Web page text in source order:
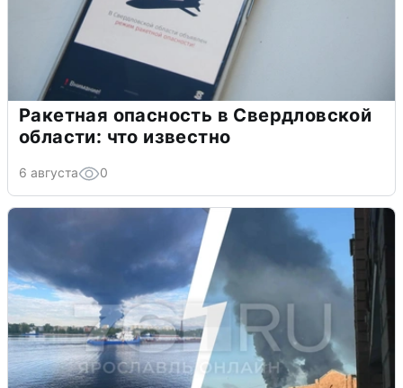
Ракетная опасность в Свердловской
области: что известно
6 августа 0